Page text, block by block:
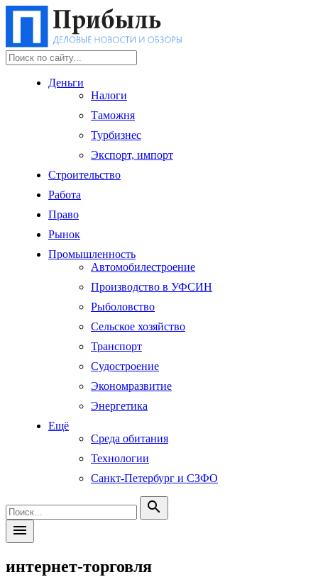
Деньги
Налоги
Таможня
Турбизнес
Экспорт, импорт
Строительство
Работа
Право
Рынок
Промышленность
Автомобилестроение
Производство в УФСИН
Рыболовство
Сельское хозяйство
Транспорт
Судостроение
Экономразвитие
Энергетика
Ещё
Среда обитания
Технологии
Санкт-Петербург и СЗФО
search
menu
интернет-торговля